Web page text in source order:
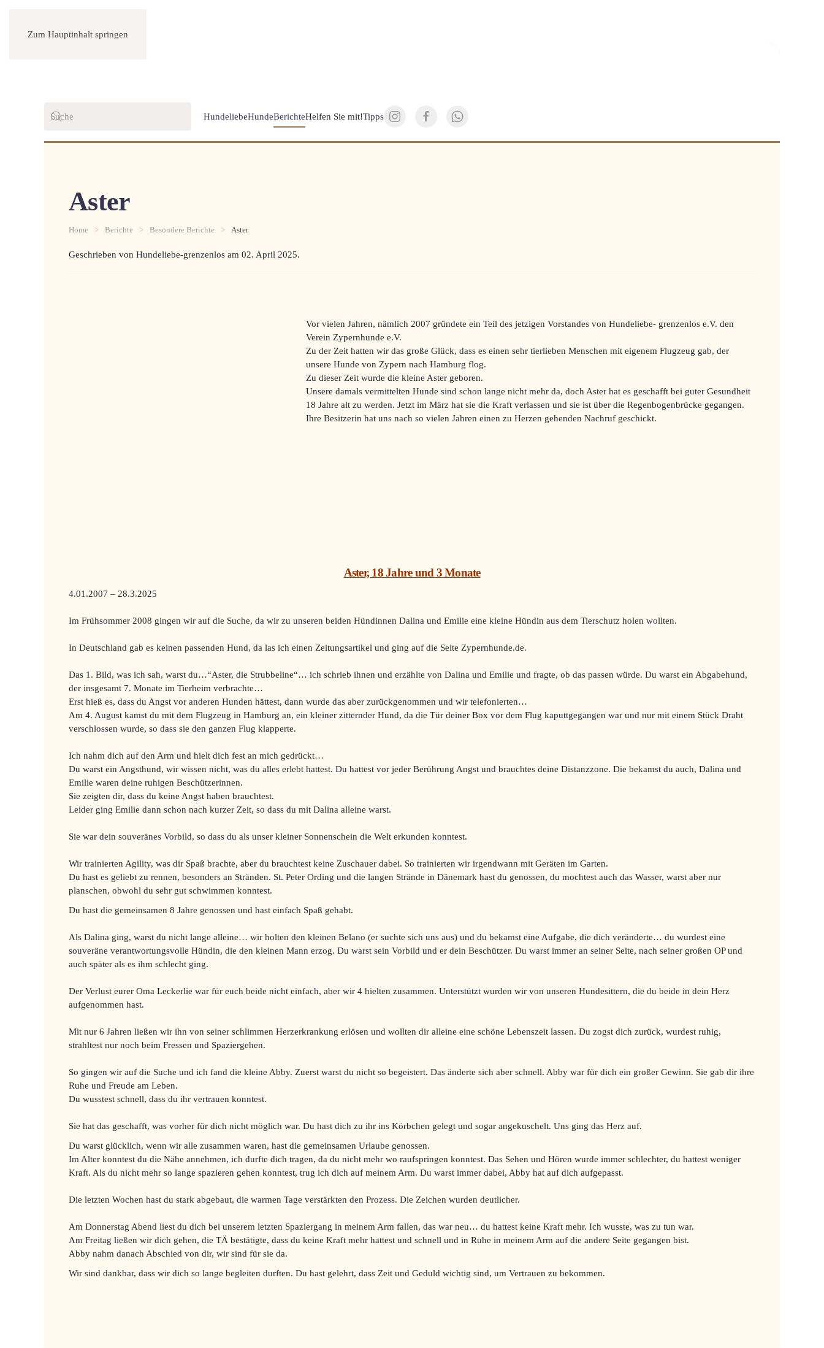
Zum Hauptinhalt springen
HundeliebeHundeBerichteHelfen Sie mit!Tipps
Aster
Home Berichte Besondere Berichte Aster
Geschrieben von Hundeliebe-grenzenlos am 02. April 2025.
Vor vielen Jahren, nämlich 2007 gründete ein Teil des jetzigen Vorstandes von Hundeliebe- grenzenlos e.V. den
Verein Zypernhunde e.V.
Zu der Zeit hatten wir das große Glück, dass es einen sehr tierlieben Menschen mit eigenem Flugzeug gab, der
unsere Hunde von Zypern nach Hamburg flog.
Zu dieser Zeit wurde die kleine Aster geboren.
Unsere damals vermittelten Hunde sind schon lange nicht mehr da, doch Aster hat es geschafft bei guter Gesundheit
18 Jahre alt zu werden. Jetzt im März hat sie die Kraft verlassen und sie ist über die Regenbogenbrücke gegangen.
Ihre Besitzerin hat uns nach so vielen Jahren einen zu Herzen gehenden Nachruf geschickt.
Aster, 18 Jahre und 3 Monate
4.01.2007 – 28.3.2025
Im Frühsommer 2008 gingen wir auf die Suche, da wir zu unseren beiden Hündinnen Dalina und Emilie eine kleine Hündin aus dem Tierschutz holen wollten.
In Deutschland gab es keinen passenden Hund, da las ich einen Zeitungsartikel und ging auf die Seite Zypernhunde.de.
Das 1. Bild, was ich sah, warst du…“Aster, die Strubbeline“… ich schrieb ihnen und erzählte von Dalina und Emilie und fragte, ob das passen würde. Du warst ein Abgabehund,
der insgesamt 7. Monate im Tierheim verbrachte…
Erst hieß es, dass du Angst vor anderen Hunden hättest, dann wurde das aber zurückgenommen und wir telefonierten…
Am 4. August kamst du mit dem Flugzeug in Hamburg an, ein kleiner zitternder Hund, da die Tür deiner Box vor dem Flug kaputtgegangen war und nur mit einem Stück Draht
verschlossen wurde, so dass sie den ganzen Flug klapperte.
Ich nahm dich auf den Arm und hielt dich fest an mich gedrückt…
Du warst ein Angsthund, wir wissen nicht, was du alles erlebt hattest. Du hattest vor jeder Berührung Angst und brauchtes deine Distanzzone. Die bekamst du auch, Dalina und
Emilie waren deine ruhigen Beschützerinnen.
Sie zeigten dir, dass du keine Angst haben brauchtest.
Leider ging Emilie dann schon nach kurzer Zeit, so dass du mit Dalina alleine warst.
Sie war dein souveränes Vorbild, so dass du als unser kleiner Sonnenschein die Welt erkunden konntest.
Wir trainierten Agility, was dir Spaß brachte, aber du brauchtest keine Zuschauer dabei. So trainierten wir irgendwann mit Geräten im Garten.
Du hast es geliebt zu rennen, besonders an Stränden. St. Peter Ording und die langen Strände in Dänemark hast du genossen, du mochtest auch das Wasser, warst aber nur
planschen, obwohl du sehr gut schwimmen konntest.
Du hast die gemeinsamen 8 Jahre genossen und hast einfach Spaß gehabt.
Als Dalina ging, warst du nicht lange alleine… wir holten den kleinen Belano (er suchte sich uns aus) und du bekamst eine Aufgabe, die dich veränderte… du wurdest eine
souveräne verantwortungsvolle Hündin, die den kleinen Mann erzog. Du warst sein Vorbild und er dein Beschützer. Du warst immer an seiner Seite, nach seiner großen OP und
auch später als es ihm schlecht ging.
Der Verlust eurer Oma Leckerlie war für euch beide nicht einfach, aber wir 4 hielten zusammen. Unterstützt wurden wir von unseren Hundesittern, die du beide in dein Herz
aufgenommen hast.
Mit nur 6 Jahren ließen wir ihn von seiner schlimmen Herzerkrankung erlösen und wollten dir alleine eine schöne Lebenszeit lassen. Du zogst dich zurück, wurdest ruhig,
strahltest nur noch beim Fressen und Spaziergehen.
So gingen wir auf die Suche und ich fand die kleine Abby. Zuerst warst du nicht so begeistert. Das änderte sich aber schnell. Abby war für dich ein großer Gewinn. Sie gab dir ihre
Ruhe und Freude am Leben.
Du wusstest schnell, dass du ihr vertrauen konntest.
Sie hat das geschafft, was vorher für dich nicht möglich war. Du hast dich zu ihr ins Körbchen gelegt und sogar angekuschelt. Uns ging das Herz auf.
Du warst glücklich, wenn wir alle zusammen waren, hast die gemeinsamen Urlaube genossen.
Im Alter konntest du die Nähe annehmen, ich durfte dich tragen, da du nicht mehr wo raufspringen konntest. Das Sehen und Hören wurde immer schlechter, du hattest weniger
Kraft. Als du nicht mehr so lange spazieren gehen konntest, trug ich dich auf meinem Arm. Du warst immer dabei, Abby hat auf dich aufgepasst.
Die letzten Wochen hast du stark abgebaut, die warmen Tage verstärkten den Prozess. Die Zeichen wurden deutlicher.
Am Donnerstag Abend liest du dich bei unserem letzten Spaziergang in meinem Arm fallen, das war neu… du hattest keine Kraft mehr. Ich wusste, was zu tun war.
Am Freitag ließen wir dich gehen, die TÄ bestätigte, dass du keine Kraft mehr hattest und schnell und in Ruhe in meinem Arm auf die andere Seite gegangen bist.
Abby nahm danach Abschied von dir, wir sind für sie da.
Wir sind dankbar, dass wir dich so lange begleiten durften. Du hast gelehrt, dass Zeit und Geduld wichtig sind, um Vertrauen zu bekommen.